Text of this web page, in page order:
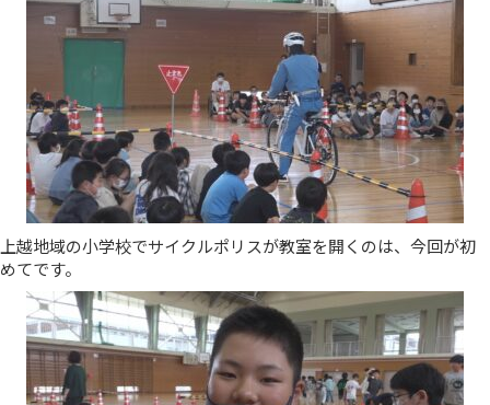
上越地域の小学校でサイクルポリスが教室を開くのは、今回が初
めてです。